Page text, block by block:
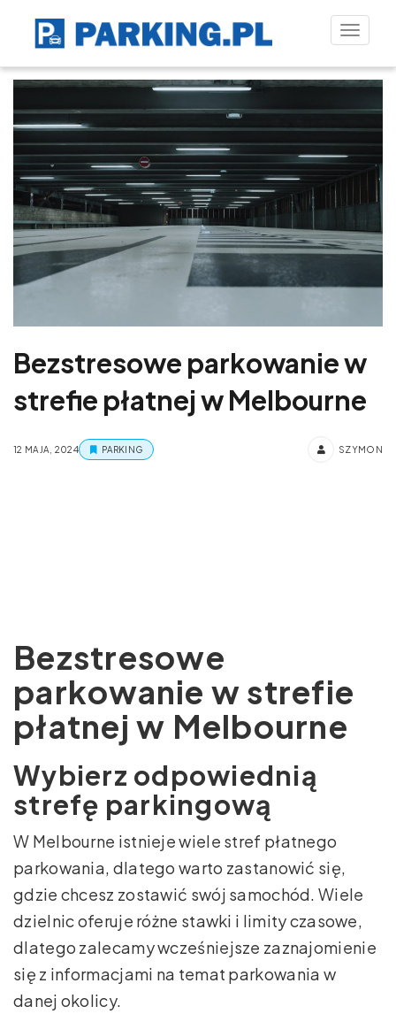
Toggle
Bezstresowe parkowanie w
strefie płatnej w Melbourne
12 MAJA, 2024 PARKING SZYMON
Bezstresowe
parkowanie w strefie
płatnej w Melbourne
Wybierz odpowiednią
strefę parkingową
W Melbourne istnieje wiele stref płatnego
parkowania, dlatego warto zastanowić się,
gdzie chcesz zostawić swój samochód. Wiele
dzielnic oferuje różne stawki i limity czasowe,
dlatego zalecamy wcześniejsze zaznajomienie
się z informacjami na temat parkowania w
danej okolicy.